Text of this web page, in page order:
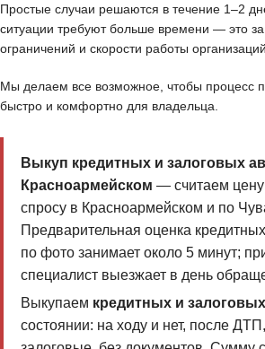
Простые случаи решаются в течение 1–2
ситуации требуют больше времени — это
ограничений и скорости работы организаций.
Мы делаем все возможное, чтобы процесс
быстро и комфортно для владельца.
Выкуп кредитных и залоговых
Красноармейском — считаем
спросу в Красноармейском и по
Предварительная оценка
по фото занимает около 5 минут;
специалист выезжает в день
Выкупаем кредитных и
состоянии: на ходу и нет, после